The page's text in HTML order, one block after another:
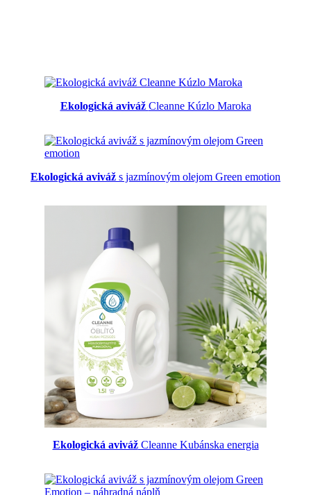
Ekologická aviváž Cleanne Kúzlo Maroka
Ekologická aviváž s jazmínovým olejom Green emotion
Ekologická avivážCleanne Kubánska energia